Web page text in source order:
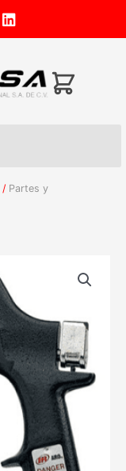
/ Partes y